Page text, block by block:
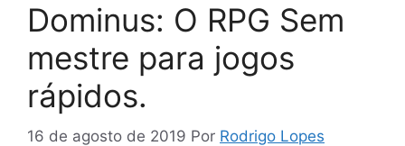
Dominus: O RPG Sem
mestre para jogos
rápidos.
16 de agosto de 2019 Por Rodrigo Lopes